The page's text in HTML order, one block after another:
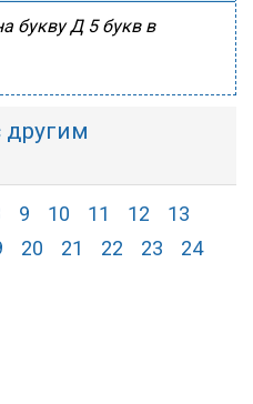
букву Д 5 букв в
другим
9 10 11 12
13
20 21 22 23
24